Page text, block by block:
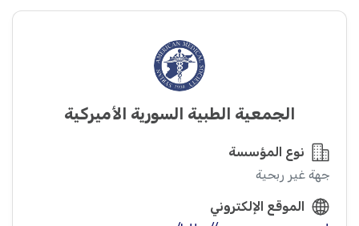
الجمعية الطبية السورية الأميركية
نوع المؤسسة
جهة غير ربحية
الموقع الإلكتروني